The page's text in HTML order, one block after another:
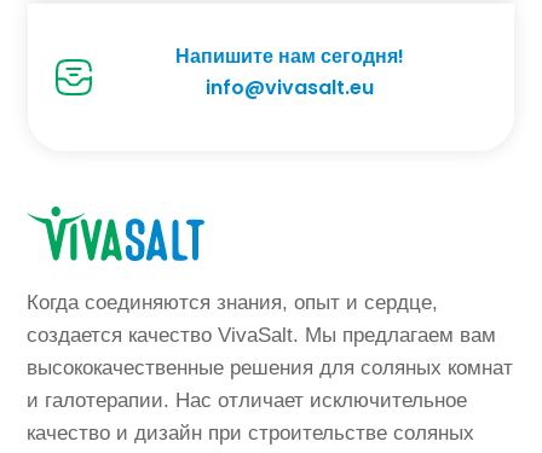
Напишите нам сегодня!
info@vivasalt.eu
Когда соединяются знания, опыт и сердце,
создается качество VivaSalt. Мы предлагаем вам
высококачественные решения для соляных комнат
и галотерапии. Нас отличает исключительное
качество и дизайн при строительстве соляных